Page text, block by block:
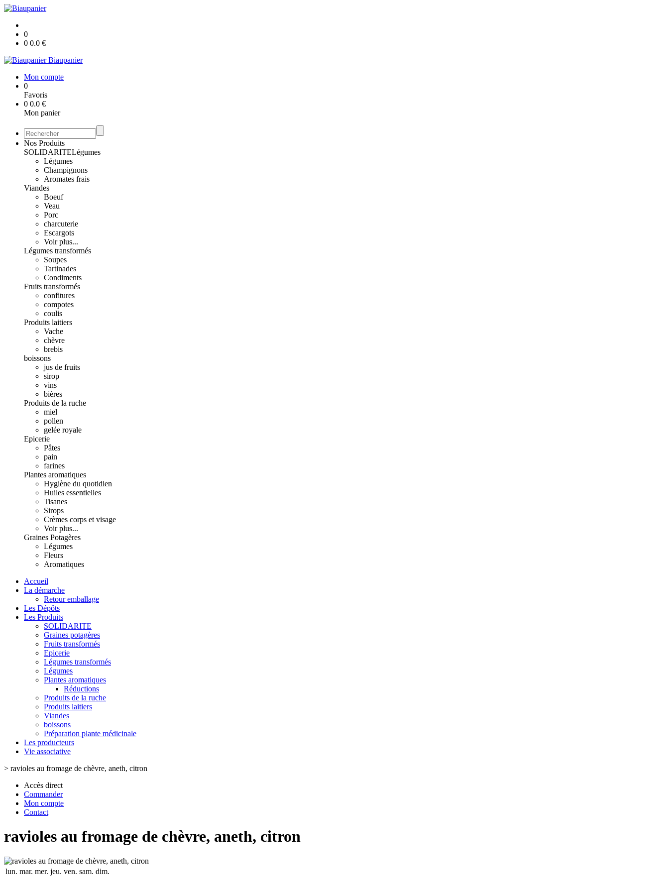
0
0 0.0 €
Biaupanier
Mon compte
0
Favoris
0 0.0 €
Mon panier
Nos Produits
SOLIDARITELégumes
Légumes
Champignons
Aromates frais
Viandes
Boeuf
Veau
Porc
charcuterie
Escargots
Voir plus...
Légumes transformés
Soupes
Tartinades
Condiments
Fruits transformés
confitures
compotes
coulis
Produits laitiers
Vache
chèvre
brebis
boissons
jus de fruits
sirop
vins
bières
Produits de la ruche
miel
pollen
gelée royale
Epicerie
Pâtes
pain
farines
Plantes aromatiques
Hygiène du quotidien
Huiles essentielles
Tisanes
Sirops
Crèmes corps et visage
Voir plus...
Graines Potagères
Légumes
Fleurs
Aromatiques
Accueil
La démarche
Retour emballage
Les Dépôts
Les Produits
SOLIDARITE
Graines potagères
Fruits transformés
Epicerie
Légumes transformés
Légumes
Plantes aromatiques
Réductions
Produits de la ruche
Produits laitiers
Viandes
boissons
Préparation plante médicinale
Les producteurs
Vie associative
> ravioles au fromage de chèvre, aneth, citron
Accès direct
Commander
Mon compte
Contact
ravioles au fromage de chèvre, aneth, citron
lun. mar. mer. jeu. ven. sam. dim.